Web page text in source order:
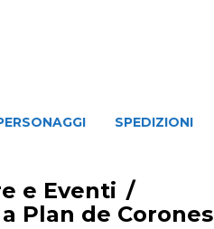
SPEDIZIONI
e Eventi /
Plan de Corones